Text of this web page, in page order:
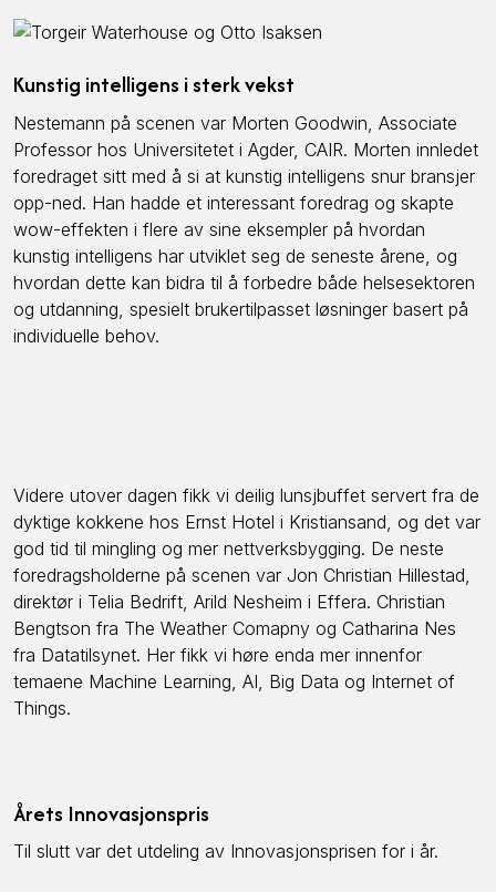
Kunstig intelligens i sterk vekst
Nestemann på scenen var Morten Goodwin, Associate
Professor hos Universitetet i Agder, CAIR. Morten innledet
foredraget sitt med å si at kunstig intelligens snur bransjer
opp-ned. Han hadde et interessant foredrag og skapte
wow-effekten i flere av sine eksempler på hvordan
kunstig intelligens har utviklet seg de seneste årene, og
hvordan dette kan bidra til å forbedre både helsesektoren
og utdanning, spesielt brukertilpasset løsninger basert på
individuelle behov.
Videre utover dagen fikk vi deilig lunsjbuffet servert fra de
dyktige kokkene hos Ernst Hotel i Kristiansand, og det var
god tid til mingling og mer nettverksbygging. De neste
foredragsholderne på scenen var Jon Christian Hillestad,
direktør i Telia Bedrift, Arild Nesheim i Effera. Christian
Bengtson fra The Weather Comapny og Catharina Nes
fra Datatilsynet. Her fikk vi høre enda mer innenfor
temaene Machine Learning, AI, Big Data og Internet of
Things.
Årets Innovasjonspris
Til slutt var det utdeling av Innovasjonsprisen for i år.